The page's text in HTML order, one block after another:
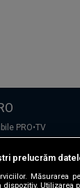
PRO•TV
prelucrăm
Măsurarea
Utilizarea